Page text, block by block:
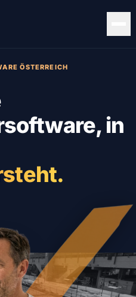
ÖSTERREICH
in